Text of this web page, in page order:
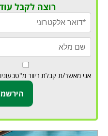
רוצה לקבל
אני מאשר/ת קבלת דיוור